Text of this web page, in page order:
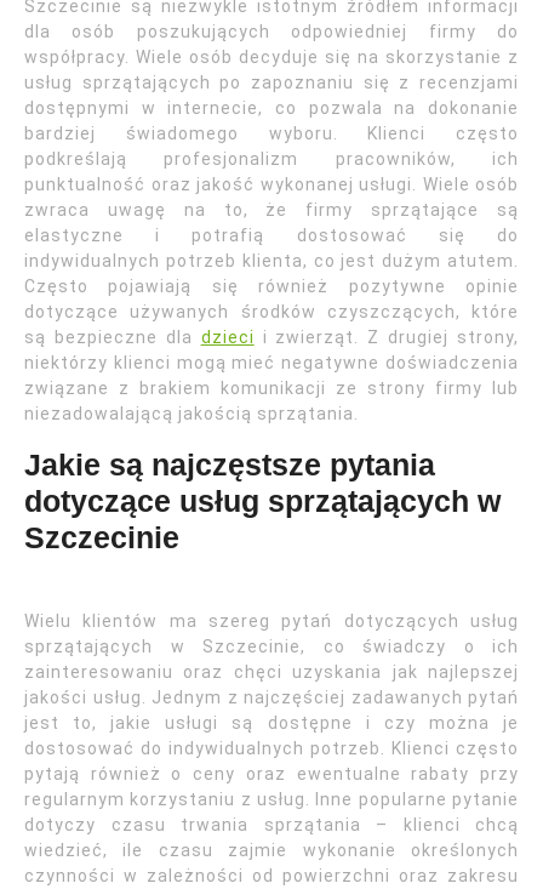
Szczecinie są niezwykle istotnym źródłem informacji
dla osób poszukujących odpowiedniej firmy do
współpracy. Wiele osób decyduje się na skorzystanie z
usług sprzątających po zapoznaniu się z recenzjami
dostępnymi w internecie, co pozwala na dokonanie
bardziej świadomego wyboru. Klienci często
podkreślają profesjonalizm pracowników, ich
punktualność oraz jakość wykonanej usługi. Wiele osób
zwraca uwagę na to, że firmy sprzątające są
elastyczne i potrafią dostosować się do
indywidualnych potrzeb klienta, co jest dużym atutem.
Często pojawiają się również pozytywne opinie
dotyczące używanych środków czyszczących, które
są bezpieczne dla dzieci
i zwierząt. Z drugiej strony,
niektórzy klienci mogą mieć negatywne doświadczenia
związane z brakiem komunikacji ze strony firmy lub
niezadowalającą jakością sprzątania.
Jakie są najczęstsze pytania
dotyczące usług sprzątających w
Szczecinie
Wielu klientów ma szereg pytań dotyczących usług
sprzątających w Szczecinie, co świadczy o ich
zainteresowaniu oraz chęci uzyskania jak najlepszej
jakości usług. Jednym z najczęściej zadawanych pytań
jest to, jakie usługi są dostępne i czy można je
dostosować do indywidualnych potrzeb. Klienci często
pytają również o ceny oraz ewentualne rabaty przy
regularnym korzystaniu z usług. Inne popularne pytanie
dotyczy czasu trwania sprzątania – klienci chcą
wiedzieć, ile czasu zajmie wykonanie określonych
czynności w zależności od powierzchni oraz zakresu